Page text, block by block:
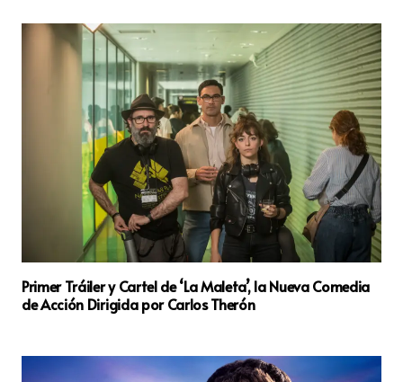
Primer Tráiler y Cartel de ‘La Maleta’, la Nueva Comedia
de Acción Dirigida por Carlos Therón